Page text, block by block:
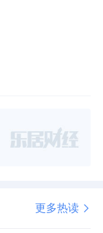
舵者，提出
网 金融”的跨
地方政府合
更多热读